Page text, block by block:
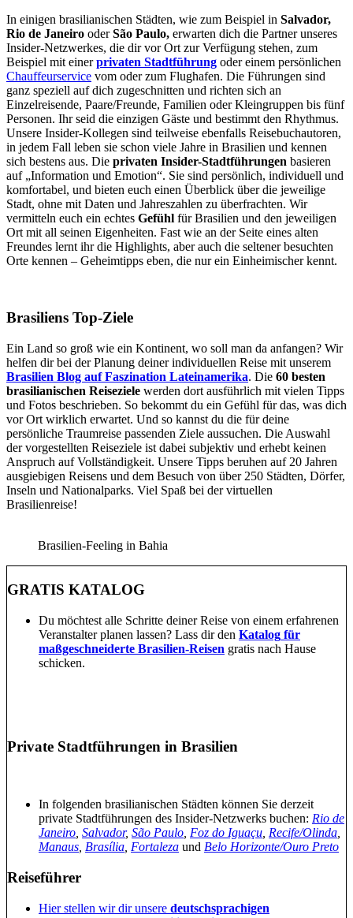
In einigen brasilianischen Städten, wie zum Beispiel in Salvador,
Rio de Janeiro oderSão Paulo, erwarten dich die Partner unseres
Insider-Netzwerkes, die dir vor Ort zur Verfügung stehen, zum
Beispiel mit einerprivaten Stadtführung oder einem persönlichen
Chauffeurservice vom oder zum Flughafen. Die Führungen sind
ganz speziell auf dich zugeschnitten und richten sich an
Einzelreisende, Paare/Freunde, Familien oder Kleingruppen bis fünf
Personen. Ihr seid die einzigen Gäste und bestimmt den Rhythmus.
Unsere Insider-Kollegen sind teilweise ebenfalls Reisebuchautoren,
in jedem Fall leben sie schon viele Jahre in Brasilien und kennen
sich bestens aus. Die privaten Insider-Stadtführungen basieren
auf „Information und Emotion“. Sie sind persönlich, individuell und
komfortabel, und bieten euch einen Überblick über die jeweilige
Stadt, ohne mit Daten und Jahreszahlen zu überfrachten. Wir
vermitteln euch ein echtes Gefühl für Brasilien und den jeweiligen
Ort mit all seinen Eigenheiten. Fast wie an der Seite eines alten
Freundes lernt ihr die Highlights, aber auch die seltener besuchten
Orte kennen – Geheimtipps eben, die nur ein Einheimischer kennt.
Brasiliens Top-Ziele
Ein Land so groß wie ein Kontinent, wo soll man da anfangen? Wir
helfen dir bei der Planung deiner individuellen Reise mit unserem
Brasilien Blog auf Faszination Lateinamerika. Die 60 besten
brasilianischen Reiseziele werden dort ausführlich mit vielen Tipps
und Fotos beschrieben. So bekommt du ein Gefühl für das, was dich
vor Ort wirklich erwartet. Und so kannst du die für deine
persönliche Traumreise passenden Ziele aussuchen. Die Auswahl
der vorgestellten Reiseziele ist dabei subjektiv und erhebt keinen
Anspruch auf Vollständigkeit. Unsere Tipps beruhen auf 20 Jahren
ausgiebigen Reisens und dem Besuch von über 250 Städten, Dörfer,
Inseln und Nationalparks. Viel Spaß bei der virtuellen
Brasilienreise!
Brasilien-Feeling in Bahia
GRATIS KATALOG
Du möchtest alle Schritte deiner Reise von einem erfahrenen
Veranstalter planen lassen? Lass dir den Katalog für
maßgeschneiderte Brasilien-Reisen gratis nach Hause
schicken.
Private Stadtführungen in Brasilien
In folgenden brasilianischen Städten können Sie derzeit
private Stadtführungen des Insider-Netzwerks buchen: Rio de
Janeiro Salvador, São Paulo Foz do Iguaçu Recife/Olinda
Manaus Brasília Fortaleza und Belo Horizonte/Ouro Preto
Reiseführer
Hier stellen wir dir unsere deutschsprachigen